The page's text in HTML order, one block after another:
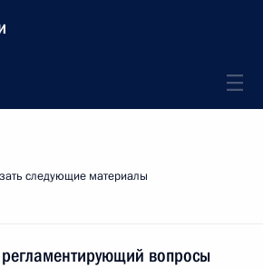
следующие материалы
вопросы